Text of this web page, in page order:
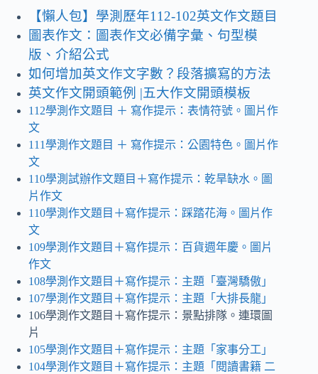
【懶人包】學測歷年112-102英文作文題目
圖表作文：圖表作文必備字彙、句型模
版、介紹公式
如何增加英文作文字數？段落擴寫的方法
英文作文開頭範例 |五大作文開頭模板
112學測作文題目 ＋ 寫作提示 ：表情符號。圖片作
文
111學測作文題目 ＋ 寫作提示：公園特色。圖片作
文
110學測試辦作文題目＋寫作提示：乾旱缺水 。 圖
片作文
110學測作文題目＋寫作提示：踩踏花海。圖片作
文
109學測作文題目＋寫作提示：百貨週年慶 。 圖片
作文
108學測作文題目＋寫作提示：主題「臺灣驕傲」
107學測作文題目＋寫作提示：主題「大排長龍」
106學測作文題目＋寫作提示：景點排隊。連環圖
片
105學測作文題目＋寫作提示：主題「家事分工」
104學測作文題目＋寫作提示：主題「閱讀書籍 二